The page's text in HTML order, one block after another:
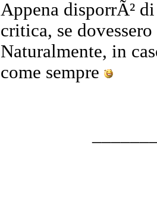
Appena disporrÃ²
critica, se
Naturalmente, in
come sempre